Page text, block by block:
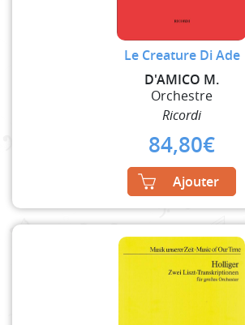
Le Creature Di Ade
D'AMICO M.
Orchestre
Ricordi
84,80€
Ajouter